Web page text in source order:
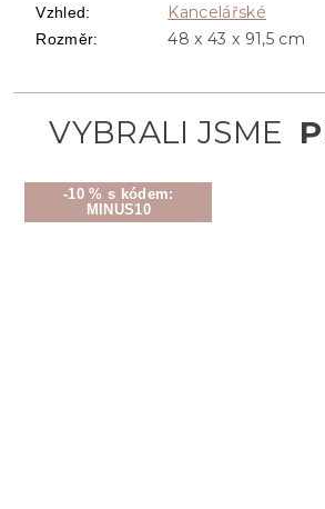
-10 % s kódem:
MINUS10
Vzhled: Kancelářské
Rozměr: 48 x 43 x 91,5 cm